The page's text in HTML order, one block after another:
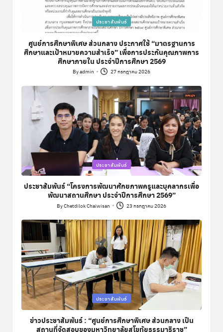
Posted
ประชาสัมพันธ์
ศูนย์การศึกษาพิเศษ ส่วนกลาง ประกาศใช้ “มาตรฐานการ
ศึกษาและเป้าหมายความสำเร็จ” เพื่อการประกันคุณภาพการ
ศึกษาภายใน ประจำปีการศึกษา 2569
Posted
by
Byadmin 27 กรกฎาคม 2026
Posted
in
ประชาสัมพันธ์
ประชาสัมพันธ์ “โครงการพัฒนาศักยภาพครูและบุคลากรเพื่อ
พัฒนาสถานศึกษา ประจำปีการศึกษา 2569”
Posted
by
ByChetdilok Chaiwisan 23 กรกฎาคม 2026
Posted
in
ประชาสัมพันธ์
ข่าวประชาสัมพันธ์ : “ศูนย์การศึกษาพิเศษ ส่วนกลาง เป็น
สถานที่จัดสอบของมหาวิทยาลัยสุโขทัยธรรมาธิราช”